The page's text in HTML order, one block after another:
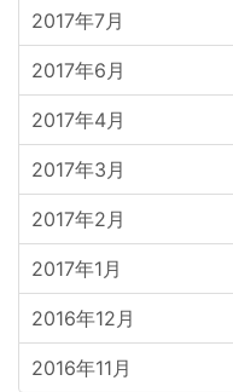
2017年7月
2017年6月
2017年4月
2017年3月
2017年2月
2017年1月
2016年12月
2016年11月